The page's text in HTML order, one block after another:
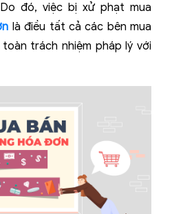
đó, việc bị xử phạt mua
là điều tất cả các bên mua
trách nhiệm pháp lý với